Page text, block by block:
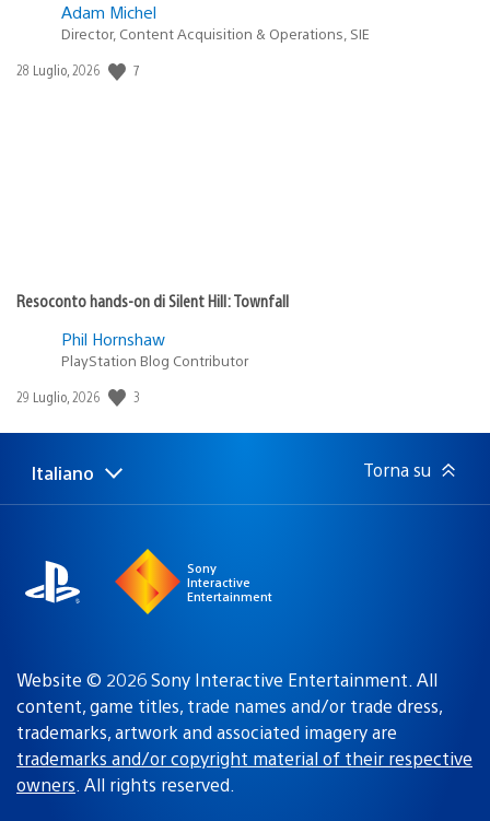
Adam Michel
Director, Content Acquisition & Operations, SIE
Data
28 Luglio, 2026 7
Resoconto hands-on di Silent Hill: Townfall
Phil Hornshaw
PlayStation Blog Contributor
Data
pubblicazione:
29 Luglio, 2026 3
Seleziona
una
Regione
attuale:
Italiano Torna su
Sony
Interactive
Entertainment
Website © 2026 Sony Interactive Entertainment. All
content, game titles, trade names and/or trade dress,
trademarks, artwork and associated imagery are
trademarks and/or copyright material of their respective
owners. All rights reserved.